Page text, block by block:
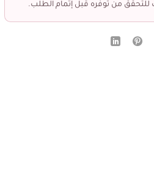
للتحقق من توفره قبل إتمام الطلب.